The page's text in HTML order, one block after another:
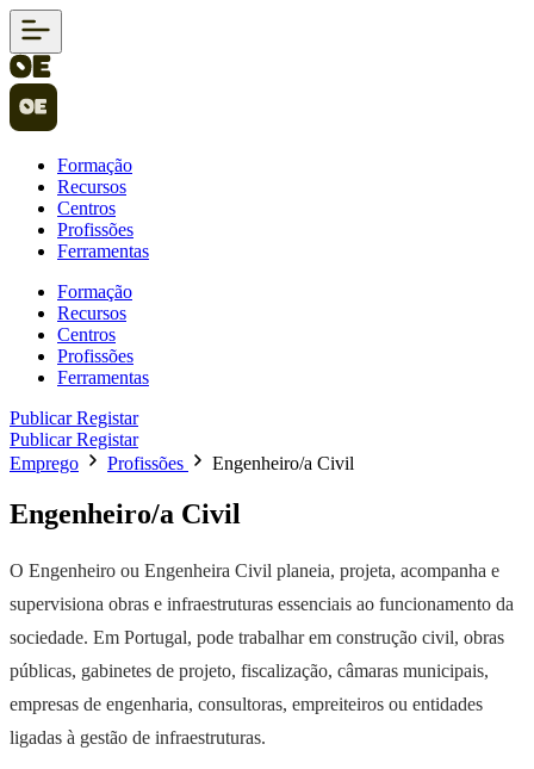
Formação
Recursos
Centros
Profissões
Ferramentas
Formação
Recursos
Centros
Profissões
Ferramentas
PublicarRegistar
PublicarRegistar
Emprego
Profissões Engenheiro/a Civil
Engenheiro/a Civil
O Engenheiro ou Engenheira Civil planeia, projeta, acompanha e
supervisiona obras e infraestruturas essenciais ao funcionamento da
sociedade. Em Portugal, pode trabalhar em construção civil, obras
públicas, gabinetes de projeto, fiscalização, câmaras municipais,
empresas de engenharia, consultoras, empreiteiros ou entidades
ligadas à gestão de infraestruturas.